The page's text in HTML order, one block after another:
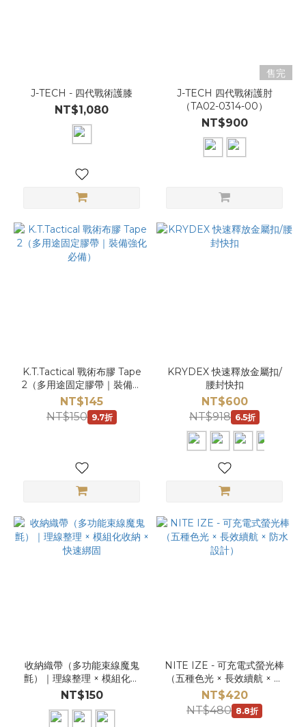
J-TECH - 四代戰術護膝
NT$1,080
售完
J-TECH 四代戰術護肘
（TA02-0314-00）
NT$900
K.T.Tactical 戰術布膠 Tape
2（多用途固定膠帶｜裝備強
化必備）
NT$145
NT$150 9.7折
KRYDEX 快速釋放金屬扣/
腰封快扣
NT$600
NT$918 6.5折
收納織帶（多功能束線魔鬼
氈）｜理線整理 × 模組化收
納 × 快速綁固
NT$150
NITE IZE - 可充電式螢光棒
（五種色光 × 長效續航 × 防
水設計）
NT$420
NT$480 8.8折